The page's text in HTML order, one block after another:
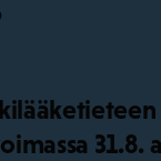
31.8.